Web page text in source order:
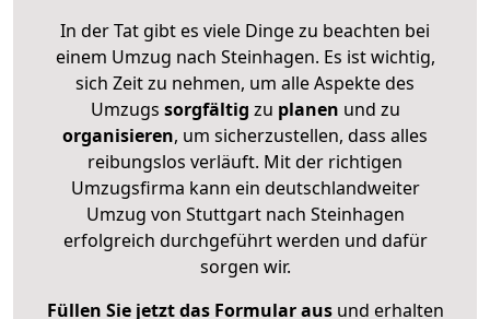
In der Tat gibt es viele Dinge zu beachten bei
einem Umzug nach Steinhagen. Es ist wichtig,
sich Zeit zu nehmen, um alle Aspekte des
Umzugs sorgfältig zu planen und zu
organisieren, um sicherzustellen, dass alles
reibungslos verläuft. Mit der richtigen
Umzugsfirma kann ein deutschlandweiter
Umzug von Stuttgart nach Steinhagen
erfolgreich durchgeführt werden und dafür
sorgen wir.
Füllen Sie jetzt das Formular ausund erhalten